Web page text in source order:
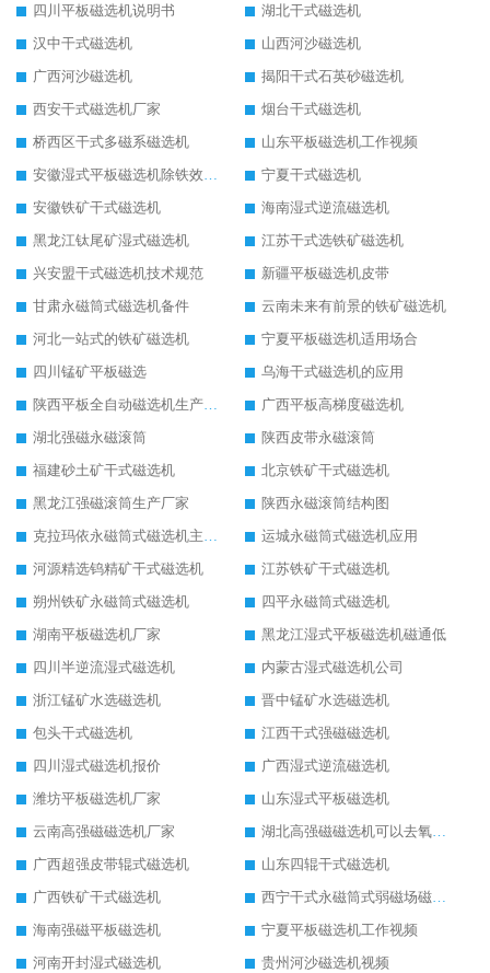
四川平板磁选机说明书
湖北干式磁选机
汉中干式磁选机
山西河沙磁选机
广西河沙磁选机
揭阳干式石英砂磁选机
西安干式磁选机厂家
烟台干式磁选机
桥西区干式多磁系磁选机
山东平板磁选机工作视频
安徽湿式平板磁选机除铁效果怎么样
宁夏干式磁选机
安徽铁矿干式磁选机
海南湿式逆流磁选机
黑龙江钛尾矿湿式磁选机
江苏干式选铁矿磁选机
兴安盟干式磁选机技术规范
新疆平板磁选机皮带
甘肃永磁筒式磁选机备件
云南未来有前景的铁矿磁选机
河北一站式的铁矿磁选机
宁夏平板磁选机适用场合
四川锰矿平板磁选
乌海干式磁选机的应用
陕西平板全自动磁选机生产厂家
广西平板高梯度磁选机
湖北强磁永磁滚筒
陕西皮带永磁滚筒
福建砂土矿干式磁选机
北京铁矿干式磁选机
黑龙江强磁滚筒生产厂家
陕西永磁滚筒结构图
克拉玛依永磁筒式磁选机主要技术参数
运城永磁筒式磁选机应用
河源精选钨精矿干式磁选机
江苏铁矿干式磁选机
朔州铁矿永磁筒式磁选机
四平永磁筒式磁选机
湖南平板磁选机厂家
黑龙江湿式平板磁选机磁通低
四川半逆流湿式磁选机
内蒙古湿式磁选机公司
浙江锰矿水选磁选机
晋中锰矿水选磁选机
包头干式磁选机
江西干式强磁磁选机
四川湿式磁选机报价
广西湿式逆流磁选机
潍坊平板磁选机厂家
山东湿式平板磁选机
云南高强磁磁选机厂家
湖北高强磁磁选机可以去氧化铝
广西超强皮带辊式磁选机
山东四辊干式磁选机
广西铁矿干式磁选机
西宁干式永磁筒式弱磁场磁选机结构图
海南强磁平板磁选机
宁夏平板磁选机工作视频
河南开封湿式磁选机
贵州河沙磁选机视频